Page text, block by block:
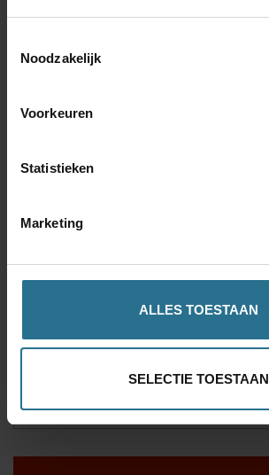
Noodzakelijk
Voorkeuren
Statistieken
Marketing
ALLES TOESTAAN
SELECTIE TOESTAAN
kruisslotassemblage
€35,36
Maak een keuze:*